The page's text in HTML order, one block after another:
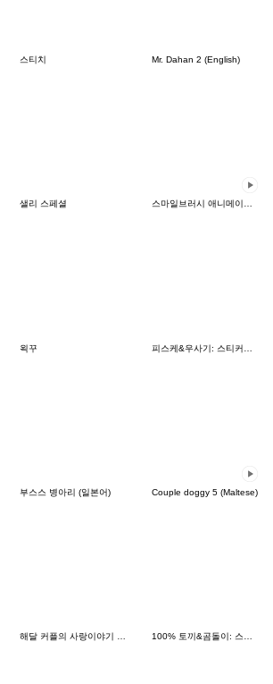
스티치 Mr. Dahan 2 (English)
샐리 스페셜 스마일브러시 애니메이션 스티커
왹꾸
부스스 병아리 (일본어) Couple doggy 5 (Maltese)
해달 커플의 사랑이야기 2.0(한국어일본어) 100% 토끼&곰돌이: 스티커의 날